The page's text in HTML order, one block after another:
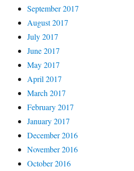
September 2017
August 2017
July 2017
June 2017
May 2017
April 2017
March 2017
February 2017
January 2017
December 2016
November 2016
October 2016